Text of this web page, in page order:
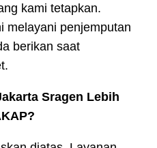
kami tetapkan.
melayani penjemputan
berikan saat
Sragen Lebih